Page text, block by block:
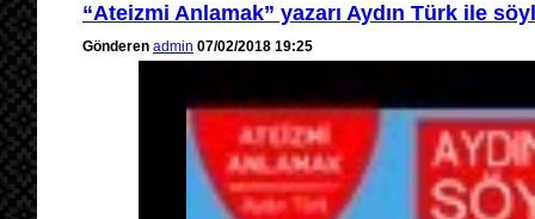
“Ateizmi Anlamak” yazarı Aydın Türk ile
Gönderen admin 07/02/2018 19:25